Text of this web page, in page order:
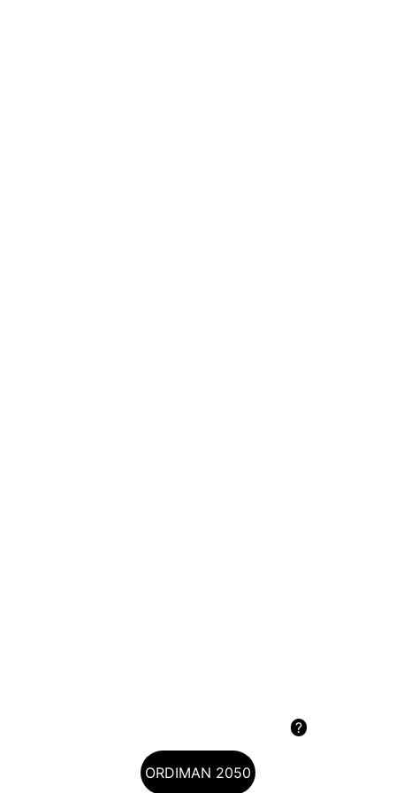
?
ORDIMAN 2050